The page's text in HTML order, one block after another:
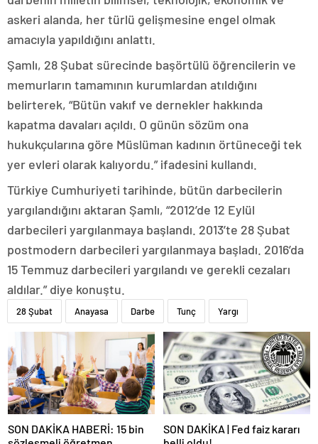
askeri alanda, her türlü gelişmesine engel olmak
amacıyla yapıldığını anlattı.
Şamlı, 28 Şubat sürecinde başörtülü öğrencilerin ve
memurların tamamının kurumlardan atıldığını
belirterek, “Bütün vakıf ve dernekler hakkında
kapatma davaları açıldı. O günün sözüm ona
hukukçularına göre Müslüman kadının örtüneceği tek
yer evleri olarak kalıyordu.” ifadesini kullandı.
Türkiye Cumhuriyeti tarihinde, bütün darbecilerin
yargılandığını aktaran Şamlı, “2012’de 12 Eylül
darbecileri yargılanmaya başlandı. 2013’te 28 Şubat
postmodern darbecileri yargılanmaya başladı. 2016’da
15 Temmuz darbecileri yargılandı ve gerekli cezaları
aldılar.” diye konuştu.
28 Şubat Anayasa Darbe Tunç Yargı
SON DAKİKA HABERİ: 15 bin
SON DAKİKA | Fed faiz kararı